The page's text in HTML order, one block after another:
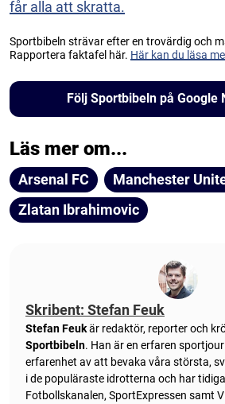
får alla att skratta.
Sportbibeln strävar efter en trovärdig och
Rapportera faktafel här. Här kan du läsa
Följ Sportbibeln på Google
Läs mer om...
Arsenal FC
Manchester
Zlatan Ibrahimovic
Skribent: Stefan Feuk
Stefan Feukär redaktör, reporter och
Sportbibeln. Han är en erfaren
erfarenhet av att bevaka våra största,
i de populäraste idrotterna och har
Fotbollskanalen, SportExpressen samt